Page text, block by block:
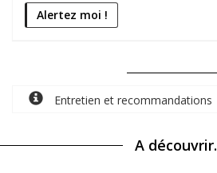
Entretien et recommandations
A